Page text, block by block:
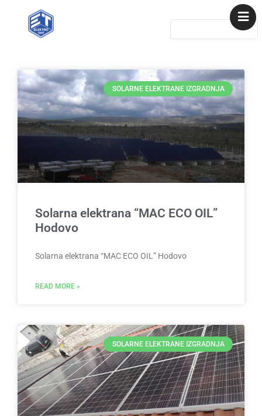
Referense
Usluge
Artikli
Kontakt
Solarne elektrane
SOLARNE ELEKTRANE IZGRADNJA
Solarna elektrana “MAC ECO OIL”
Hodovo
Solarna elektrana “MAC ECO OIL” Hodovo
READ MORE »
SOLARNE ELEKTRANE IZGRADNJA